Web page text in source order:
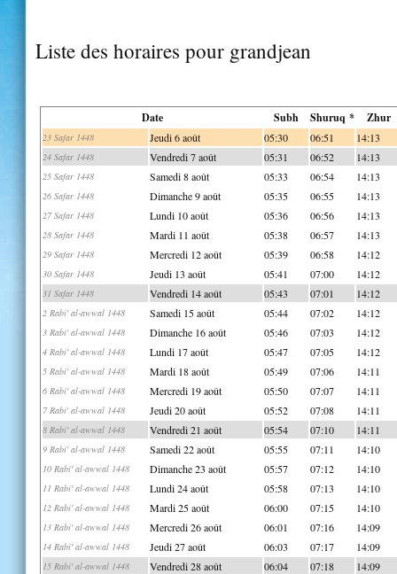
Liste des horaires pour grandjean
Date Subh Shuruq * Zhur
23 Safar 1448 Jeudi 6 août 05:30 06:51 14:13
24 Safar 1448 Vendredi 7 août 05:31 06:52 14:13
25 Safar 1448 Samedi 8 août 05:33 06:54 14:13
26 Safar 1448 Dimanche 9 août 05:35 06:55 14:13
27 Safar 1448 Lundi 10 août 05:36 06:56 14:13
28 Safar 1448 Mardi 11 août 05:38 06:57 14:13
29 Safar 1448 Mercredi 12 août 05:39 06:58 14:12
30 Safar 1448 Jeudi 13 août 05:41 07:00 14:12
31 Safar 1448 Vendredi 14 août 05:43 07:01 14:12
2 Rabi' al-awwal 1448 Samedi 15 août 05:44 07:02 14:12
3 Rabi' al-awwal 1448 Dimanche 16 août 05:46 07:03 14:12
4 Rabi' al-awwal 1448 Lundi 17 août 05:47 07:05 14:12
5 Rabi' al-awwal 1448 Mardi 18 août 05:49 07:06 14:11
6 Rabi' al-awwal 1448 Mercredi 19 août 05:50 07:07 14:11
7 Rabi' al-awwal 1448 Jeudi 20 août 05:52 07:08 14:11
8 Rabi' al-awwal 1448 Vendredi 21 août 05:54 07:10 14:11
9 Rabi' al-awwal 1448 Samedi 22 août 05:55 07:11 14:10
10 Rabi' al-awwal 1448 Dimanche 23 août 05:57 07:12 14:10
11 Rabi' al-awwal 1448 Lundi 24 août 05:58 07:13 14:10
12 Rabi' al-awwal 1448 Mardi 25 août 06:00 07:15 14:10
13 Rabi' al-awwal 1448 Mercredi 26 août 06:01 07:16 14:09
14 Rabi' al-awwal 1448 Jeudi 27 août 06:03 07:17 14:09
15 Rabi' al-awwal 1448 Vendredi 28 août 06:04 07:18 14:09